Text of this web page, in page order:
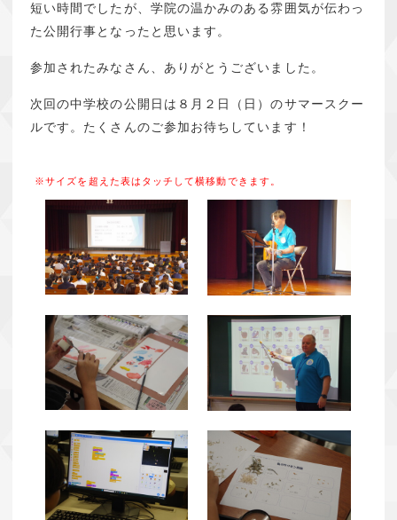
短い時間でしたが、学院の温かみのある雰囲気が伝わっ
た公開行事となったと思います。
参加されたみなさん、ありがとうございました。
次回の中学校の公開日は８月２日（日）のサマースクー
ルです。たくさんのご参加お待ちしています！